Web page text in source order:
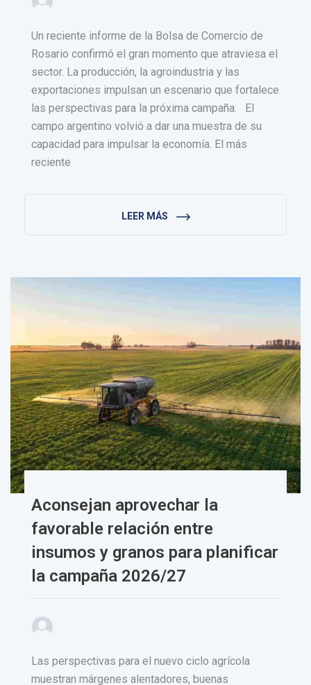
Un reciente informe de la Bolsa de Comercio de
Rosario confirmó el gran momento que atraviesa el
sector. La producción, la agroindustria y las
exportaciones impulsan un escenario que fortalece
las perspectivas para la próxima campaña. El
campo argentino volvió a dar una muestra de su
capacidad para impulsar la economía. El más
reciente
LEER MÁS
Aconsejan aprovechar la
favorable relación entre
insumos y granos para planificar
la campaña 2026/27
Las perspectivas para el nuevo ciclo agrícola
muestran márgenes alentadores, buenas